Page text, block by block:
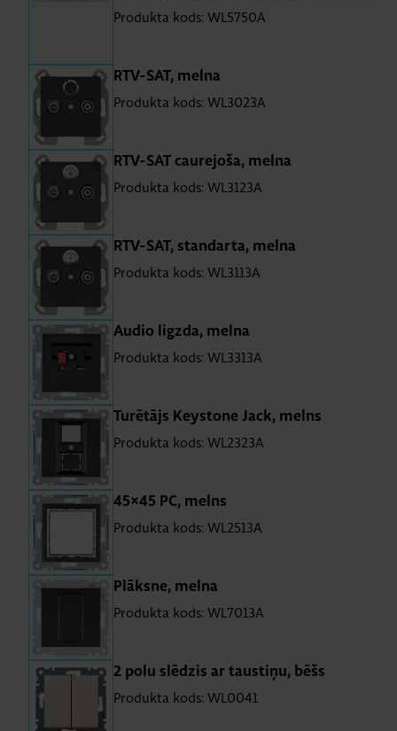
Produkta kods: WL5750A
RTV-SAT, melna
Produkta kods: WL3023A
RTV-SAT cau­re­joša, melna
Produkta kods: WL3123A
RTV-SAT, stan­darta, melna
Produkta kods: WL3113A
Audio lig­zda, melna
Produkta kods: WL3313A
Tu­rē­tājs Keystone Jack, melns
Produkta kods: WL2323A
45×45 PC, melns
Produkta kods: WL2513A
Plāk­sne, melna
Produkta kods: WL7013A
2 polu slē­dzis ar taus­tiņu, bēšs
Produkta kods: WL0041